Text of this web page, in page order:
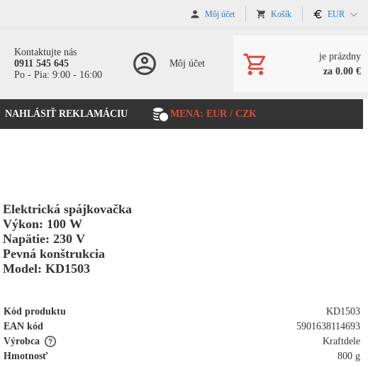
Môj účet Košík EUR
Kontaktujte nás
0911 545 645
Po - Pia: 9:00 - 16:00
Môj účet
je prázdny
za 0.00 €
NAHLÁSIŤ REKLAMÁCIU MENA: EUR / CZK
Elektrická spájkovačka
Výkon: 100 W
Napätie: 230 V
Pevná konštrukcia
Model: KD1503
Kód produktu
KD1503
EAN kód
5901638114693
Výrobca
Kraftdele
Hmotnosť
800 g